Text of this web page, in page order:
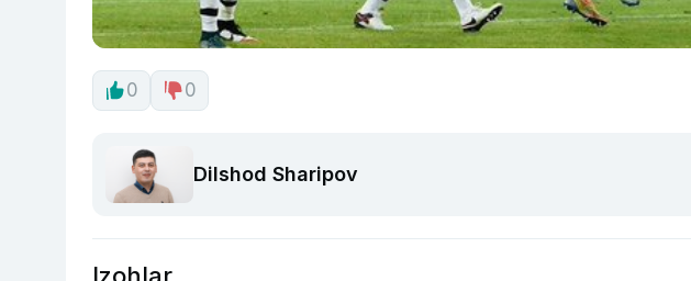
0 0
Dilshod Sharipov